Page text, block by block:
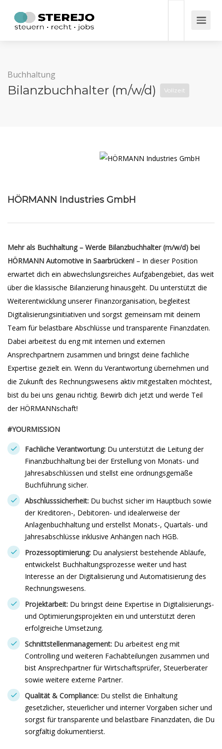
Buchhaltung
Bilanzbuchhalter (m/w/d) Vollzeit
HÖRMANN Industries GmbH
Mehr als Buchhaltung – Werde Bilanzbuchhalter (m/w/d) bei
HÖRMANN Automotive in Saarbrücken! – In dieser Position
erwartet dich ein abwechslungsreiches Aufgabengebiet, das weit
über die klassische Bilanzierung hinausgeht. Du unterstützt die
Weiterentwicklung unserer Finanzorganisation, begleitest
Digitalisierungsinitiativen und sorgst gemeinsam mit deinem
Team für belastbare Abschlüsse und transparente Finanzdaten.
Dabei arbeitest du eng mit internen und externen
Ansprechpartnern zusammen und bringst deine fachliche
Expertise gezielt ein. Wenn du Verantwortung übernehmen und
die Zukunft des Rechnungswesens aktiv mitgestalten möchtest,
bist du bei uns genau richtig. Bewirb dich jetzt und werde Teil
der HÖRMANNschaft!
#YOURMISSION
Fachliche Verantwortung: Du unterstützt die Leitung der
Finanzbuchhaltung bei der Erstellung von Monats- und
Jahresabschlüssen und stellst eine ordnungsgemäße
Buchführung sicher.
Abschlusssicherheit: Du buchst sicher im Hauptbuch sowie
der Kreditoren-, Debitoren- und idealerweise der
Anlagenbuchhaltung und erstellst Monats-, Quartals- und
Jahresabschlüsse inklusive Anhängen nach HGB.
Prozessoptimierung: Du analysierst bestehende Abläufe,
entwickelst Buchhaltungsprozesse weiter und hast
Interesse an der Digitalisierung und Automatisierung des
Rechnungswesens.
Projektarbeit: Du bringst deine Expertise in Digitalisierungs-
und Optimierungsprojekten ein und unterstützt deren
erfolgreiche Umsetzung.
Schnittstellenmanagement: Du arbeitest eng mit
Controlling und weiteren Fachabteilungen zusammen und
bist Ansprechpartner für Wirtschaftsprüfer, Steuerberater
sowie weitere externe Partner.
Qualität & Compliance: Du stellst die Einhaltung
gesetzlicher, steuerlicher und interner Vorgaben sicher und
sorgst für transparente und belastbare Finanzdaten, die Du
sorgfältig dokumentierst.